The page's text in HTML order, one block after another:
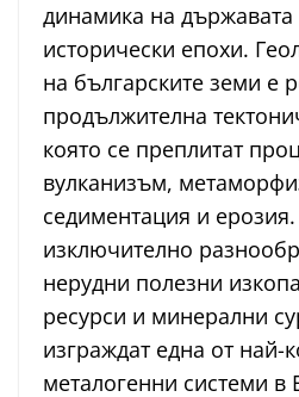
динамика на
исторически епохи.
на българските земи е
продължителна
която се преплитат
вулканизъм,
седиментация и
изключително
нерудни полезни
ресурси и минерални
изграждат една от най-
металогенни системи в